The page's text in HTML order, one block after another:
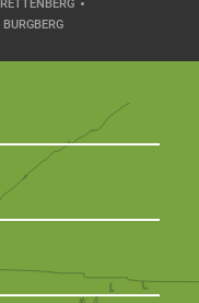
RETTENBERG
BURGBERG